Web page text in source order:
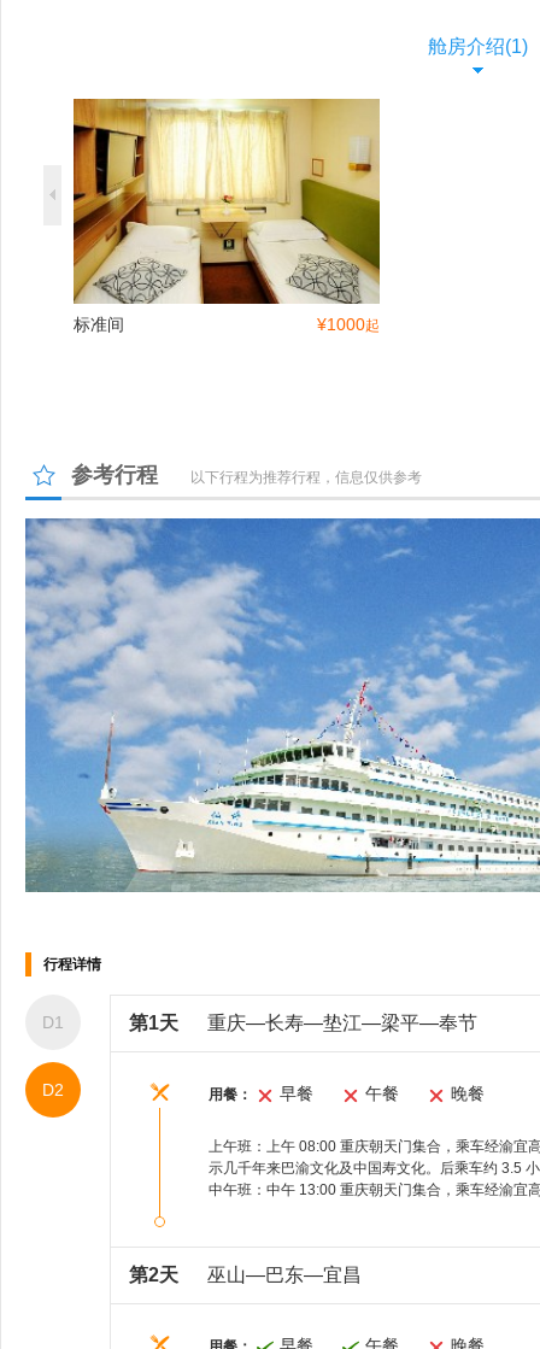
舱房介绍(1)
标准间 ¥1000起
餐饮 VIP餐饮
医疗室 网络
参考行程 以下行程为推荐行程，信息仅供参考
行程详情
D1
D2
第1天 重庆—长寿—垫江—梁平—奉节
用餐： 早餐 午餐 晚餐
上午班：上午 08:00 重庆朝天门集合，乘车经渝宜
示几千年来巴渝文化及中国寿文化。后乘车约 3.5
中午班：中午 13:00 重庆朝天门集合，乘车经渝宜
第2天 巫山—巴东—宜昌